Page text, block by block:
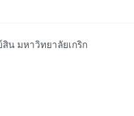
น มหาวิทยาลัยเกริก